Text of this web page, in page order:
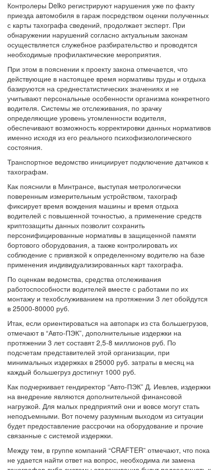
Контролеры Delko регистрируют нарушения уже по факту
приезда автомобиля в гараж посредством оценки полученных
с карты тахографа сведений, продолжает эксперт. При
обнаружении нарушений согласно актуальным законам
осуществляется служебное разбирательство и проводятся
необходимые профилактические мероприятия.
При этом в пояснении к проекту закона отмечается, что
действующие в настоящее время нормативы труды и отдыха
базируются на среднестатистических значениях и не
учитывают персональные особенности организма конкретного
водителя. Системы же отслеживания, по зрачку
определяющие уровень утомленности водителя,
обеспечивают возможность корректировки данных нормативов
именно исходя из его реального психофизиологического
состояния.
Транспортное ведомство инициирует подключение датчиков к
тахографам.
Как пояснили в Минтрансе, выступая метрологически
поверенным измерительным устройством, тахограф
фиксирует время вождения машины и время отдыха
водителей с повышенной точностью, а применение средств
криптозащиты данных позволит сохранить
персонифицированные нормативы в защищенной памяти
бортового оборудования, а также контролировать их
соблюдение с привязкой к определенному водителю на базе
применения индивидуализированных карт тахографа.
По оценкам ведомства, средства отслеживания
работоспособности водителей вместе с работами по их
монтажу и техобслуживанием на протяжении 3 лет обойдутся
в 25000-80000 руб.
Итак, если ориентироваться на автопарк из ста большегрузов,
отмечают в “Авто-ПЭК”, дополнительные издержки на
протяжении 3 лет составят 2,5-8 миллионов руб. По
подсчетам представителей этой организации, при
минимальных издержках в 25000 руб. затраты в месяц на
каждый большегруз достигнут 1000 руб.
Как подчеркивает гендиректор “Авто-ПЭК” Д. Иевлев, издержки
на внедрение являются дополнительной финансовой
нагрузкой. Для малых предприятий они и вовсе могут стать
неподъемными. Вот почему разумным выходом из ситуации
будет предоставление рассрочки на оборудование и прочие
связанные с системой издержки.
Между тем, в группе компаний “CRAFTER” отмечают, что пока
не удается найти ответ на вопрос, необходима ли замена